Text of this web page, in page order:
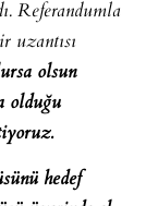
Referandumla
uzantısı
olsun
olduğu
hedef